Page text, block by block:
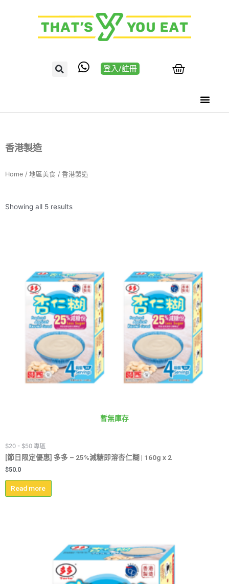
登入/註冊
香港製造
Home / 地區美食 / 香港製造
Showing all 5 results
暫無庫存
$20 - $50 專區
[節日限定優惠] 多多 – 25%減糖即溶杏仁糊 | 160g x 2
$50.0
Read more